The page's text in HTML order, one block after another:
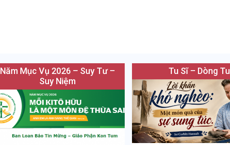
Năm Mục Vụ 2026 – Suy Tư –
Suy Niệm
Tu Sĩ – Dòng Tu